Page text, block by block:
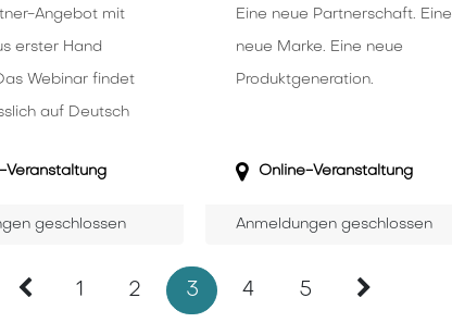
Angebot mit
erster Hand
Webinar findet
auf Deutsch
Veranstaltung
geschlossen
Eine neue Partnerschaft. Eine
neue Marke. Eine neue
Produktgeneration.
Online-Veranstaltung
Anmeldungen geschlossen
1 2 3 4 5